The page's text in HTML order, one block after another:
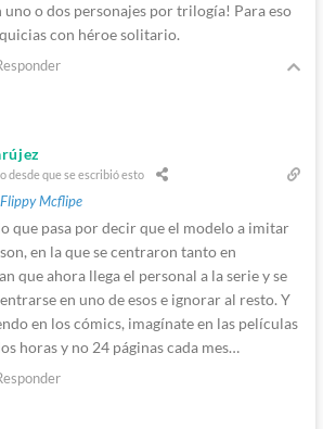
uno o dos personajes por trilogía! Para eso
con héroe solitario.
desde que se escribió esto
Flippy Mcflipe
que pasa por decir que el modelo a imitar
en la que se centraron tanto en
que ahora llega el personal a la serie y se
en uno de esos e ignorar al resto. Y
en los cómics, imagínate en las películas
horas y no 24 páginas cada mes…